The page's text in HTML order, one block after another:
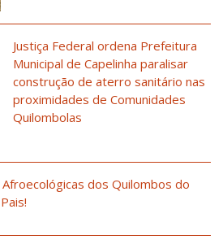
Justiça Federal ordena Prefeitura
Municipal de Capelinha paralisar
construção de aterro sanitário nas
proximidades de Comunidades
Quilombolas
dos Quilombos do